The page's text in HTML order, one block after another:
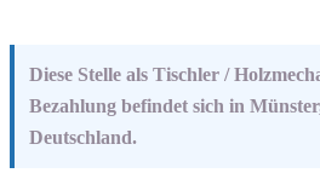
Diese Stelle als Tischler /
Bezahlung befindet sich in
Deutschland.